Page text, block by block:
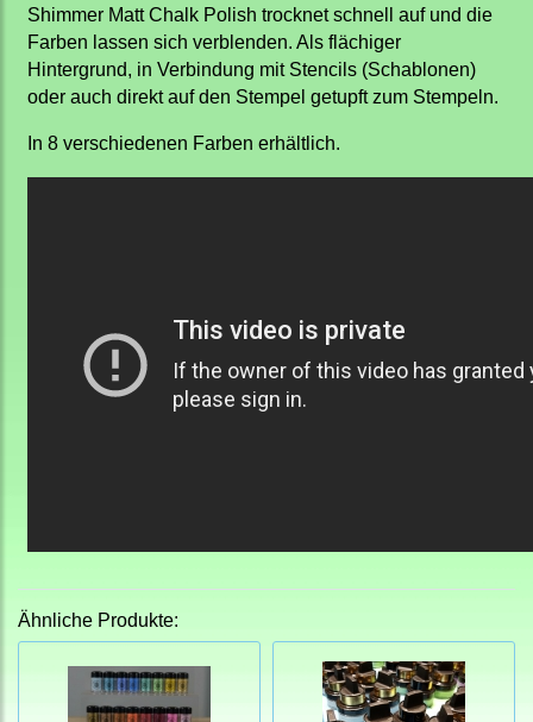
Shimmer Matt Chalk Polish trocknet schnell auf und die
Farben lassen sich verblenden. Als flächiger
Hintergrund, in Verbindung mit Stencils (Schablonen)
oder auch direkt auf den Stempel getupft zum Stempeln.
In 8 verschiedenen Farben erhältlich.
Ähnliche Produkte: